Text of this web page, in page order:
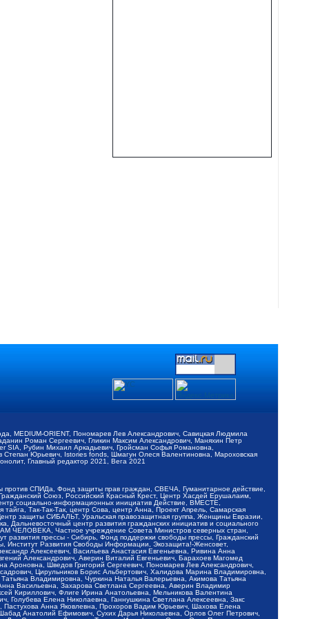
MEDIUM-ORIENT, Пономарев Лев Александрович, Савицкая Людмила
Роман Сергеевич, Гликин Максим Александрович, Маняхин Петр
Рубин Михаил Аркадьевич, Гройсман Софья Романовна,
Юрьевич, Istories fonds, Шмагун Олеся Валентиновна, Мароховская
Главный редактор 2021, Вега 2021
СПИДа, Фонд защиты прав граждан, СВЕЧА, Гуманитарное действие,
Союз, Российский Красный Крест, Центр Хасдей Ерушалаим,
социально-информационных инициатив Действие, ВМЕСТЕ,
Так-Так-Так, центр Сова, центр Анна, Проект Апрель, Самарская
защиты СИБАЛЬТ, Уральская правозащитная группа, Женщины Евразии,
Дальневосточный центр развития гражданских инициатив и социального
ЧЕЛОВЕКА, Частное учреждение Совета Министров северных стран,
прессы - Сибирь, Фонд поддержки свободы прессы, Гражданский
Институт Развития Свободы Информации, Экозащита!-Женсовет,
Алексеевич, Васильева Анастасия Евгеньевна, Ривина Анна
Александрович, Аверин Виталий Евгеньевич, Барахоев Магомед
Шведов Григорий Сергеевич, Пономарев Лев Александрович,
Цирульников Борис Альбертович, Халидова Марина Владимировна,
Владимировна, Чуркина Наталья Валерьевна, Акимова Татьяна
Васильевна, Захарова Светлана Сергеевна, Аверин Владимир
Кириллович, Флиге Ирина Анатольевна, Мельникова Валентина
Елена Николаевна, Ганнушкина Светлана Алексеевна, Закс
Анна Яковлевна, Прохоров Вадим Юрьевич, Шахова Елена
Анатолий Ефимович, Сухих Дарья Николаевна, Орлов Олег Петрович,